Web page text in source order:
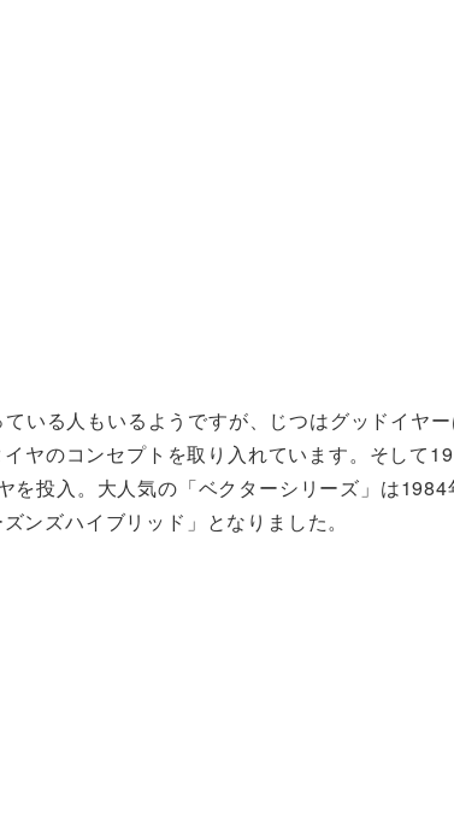
いる人もいるようですが、じつはグッドイヤ
ヤのコンセプトを取り入れています。そして
を投入。大人気の「ベクターシリーズ」は1984
ンズハイブリッド」となりました。